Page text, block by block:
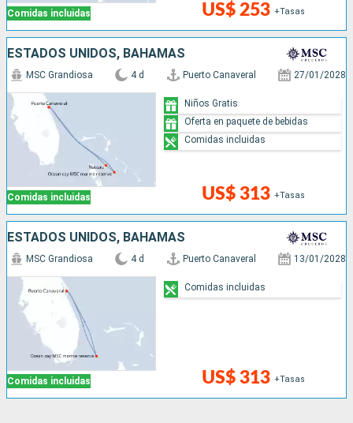
Comidas incluidas US$ 253 +Tasas
ESTADOS UNIDOS, BAHAMAS
Comidas incluidas
MSC Grandiosa 4 d Puerto Canaveral 27/01/2028
US$ 313 +Tasas
Niños Gratis
Oferta en paquete de bebidas
Comidas incluidas
ESTADOS UNIDOS, BAHAMAS
Comidas incluidas
MSC Grandiosa 4 d Puerto Canaveral 13/01/2028
US$ 313 +Tasas
Comidas incluidas